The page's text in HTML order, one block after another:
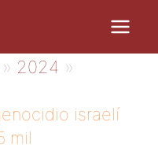
2024
israelí
mil